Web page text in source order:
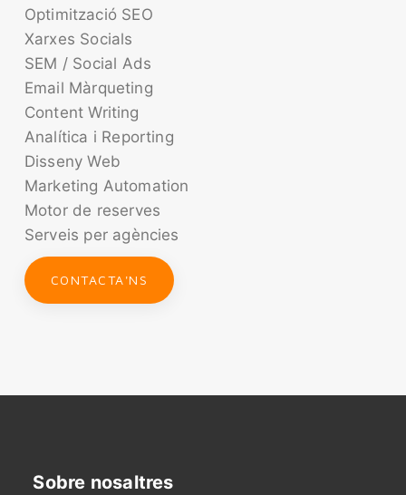
Optimització SEO
Xarxes Socials
SEM / Social Ads
Email Màrqueting
Content Writing
Analítica i Reporting
Disseny Web
Marketing Automation
Motor de reserves
Serveis per agències
CONTACTA'NS
Sobre nosaltres